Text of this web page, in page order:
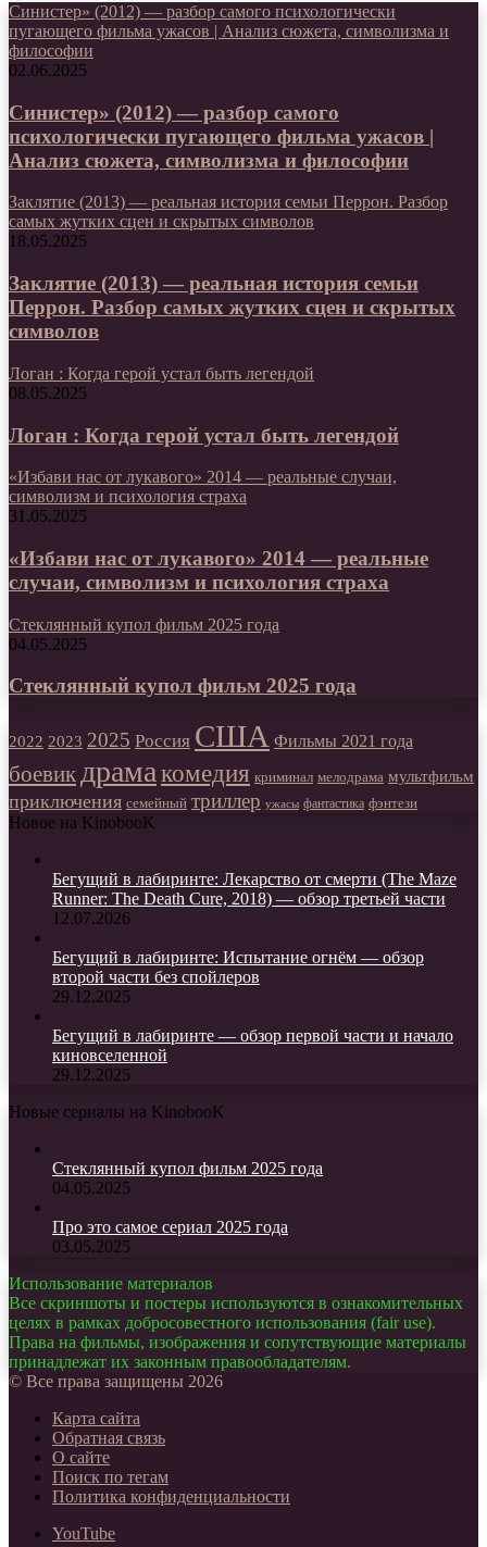
Синистер» (2012) — разбор самого психологически
пугающего фильма ужасов | Анализ сюжета, символизма и
философии
02.06.2025
Синистер» (2012) — разбор самого
психологически пугающего фильма ужасов |
Анализ сюжета, символизма и философии
Заклятие (2013) — реальная история семьи Перрон. Разбор
самых жутких сцен и скрытых символов
18.05.2025
Заклятие (2013) — реальная история семьи
Перрон. Разбор самых жутких сцен и скрытых
символов
Логан : Когда герой устал быть легендой
08.05.2025
Логан : Когда герой устал быть легендой
«Избави нас от лукавого» 2014 — реальные случаи,
символизм и психология страха
31.05.2025
«Избави нас от лукавого» 2014 — реальные
случаи, символизм и психология страха
Стеклянный купол фильм 2025 года
04.05.2025
Стеклянный купол фильм 2025 года
2022 2023 2025 Россия США Фильмы 2021 года
боевик драма комедия криминал мелодрама мультфильм
приключения семейный триллер ужасы фантастика фэнтези
Новое на KinobooK
Бегущий в лабиринте: Лекарство от смерти (The Maze
Runner: The Death Cure, 2018) — обзор третьей части
12.07.2026
Бегущий в лабиринте: Испытание огнём — обзор
второй части без спойлеров
29.12.2025
Бегущий в лабиринте — обзор первой части и начало
киновселенной
29.12.2025
Новые сериалы на KinobooK
Стеклянный купол фильм 2025 года
04.05.2025
Про это самое сериал 2025 года
03.05.2025
Использование материалов
Все скриншоты и постеры используются в ознакомительных
целях в рамках добросовестного использования (fair use).
Права на фильмы, изображения и сопутствующие материалы
принадлежат их законным правообладателям.
© Все права защищены 2026
Карта сайта
Обратная связь
О сайте
Поиск по тегам
Политика конфиденциальности
YouTube